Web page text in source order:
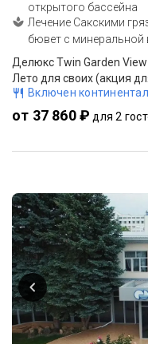
открытого бассейна
Лечение Сакскими
бювет с минеральной
Делюкс Twin Garden
Включен
от 37 860 ₽ для 2